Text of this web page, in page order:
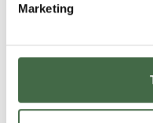
Marketing